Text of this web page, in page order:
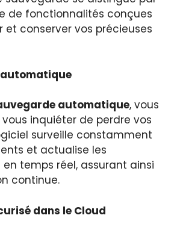
de fonctionnalités conçues
et conserver vos précieuses
automatique, vous
vous inquiéter de perdre vos
surveille constamment
et actualise les
temps réel, assurant ainsi
continue.
dans le Cloud